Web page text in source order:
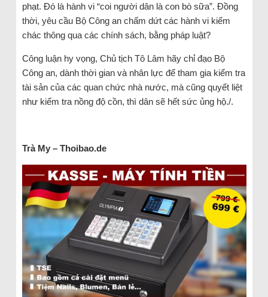
phạt. Đó là hành vi “coi người dân là con bò sữa”. Đồng
thời, yêu cầu Bộ Công an chấm dứt các hành vi kiếm
chác thông qua các chính sách, bằng pháp luật?
Công luận hy vọng, Chủ tịch Tô Lâm hãy chỉ đạo Bộ
Công an, dành thời gian và nhân lực để tham gia kiểm tra
tài sản của các quan chức nhà nước, mà cũng quyết liệt
như kiểm tra nồng độ cồn, thì dân sẽ hết sức ủng hộ./.
Trà My – Thoibao.de